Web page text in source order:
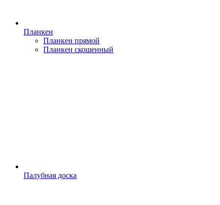
Планкен
Планкен прямой
Планкен скошенный
Палубная доска